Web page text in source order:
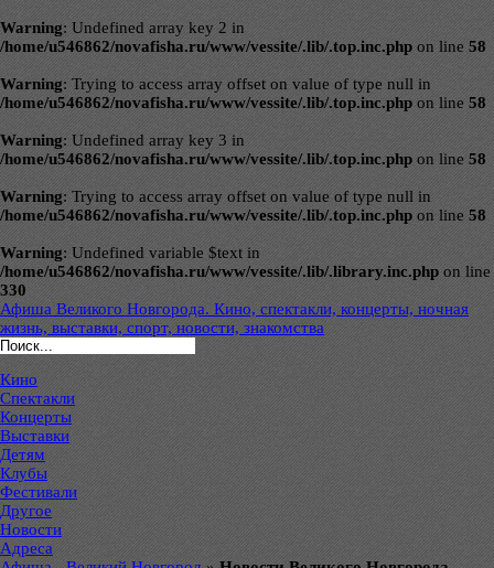
Warning: Undefined array key 2 in
/home/u546862/novafisha.ru/www/vessite/.lib/.top.inc.php on line 58
Warning: Trying to access array offset on value of type null in
/home/u546862/novafisha.ru/www/vessite/.lib/.top.inc.php on line 58
Warning: Undefined array key 3 in
/home/u546862/novafisha.ru/www/vessite/.lib/.top.inc.php on line 58
Warning: Trying to access array offset on value of type null in
/home/u546862/novafisha.ru/www/vessite/.lib/.top.inc.php on line 58
Warning: Undefined variable $text in
/home/u546862/novafisha.ru/www/vessite/.lib/.library.inc.php on line
330
Афиша Великого Новгорода. Кино, спектакли, концерты, ночная
жизнь, выставки, спорт, новости, знакомства
Кино
Спектакли
Концерты
Выставки
Детям
Клубы
Фестивали
Другое
Новости
Адреса